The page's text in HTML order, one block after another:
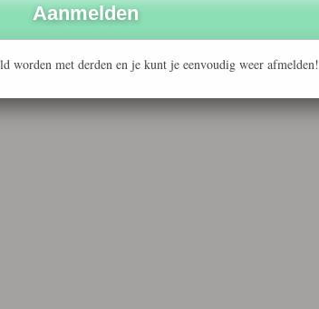
worden met derden en je kunt je eenvoudig weer afmelden!